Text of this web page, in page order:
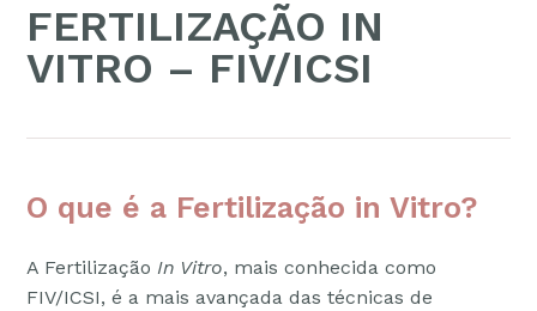
FERTILIZAÇÃO IN
VITRO – FIV/ICSI
O que é a Fertilização in Vitro?
A FertilizaçãoIn Vitro, mais conhecida como
FIV/ICSI, é a mais avançada das técnicas de